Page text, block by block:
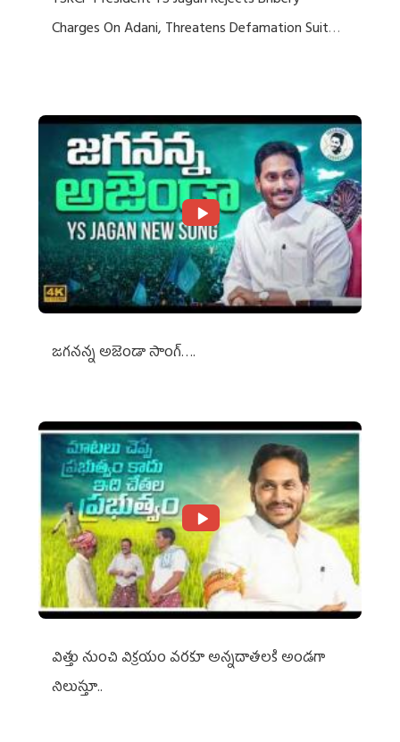
Charges On Adani, Threatens Defamation Suit
జగనన్న అజెండా సాంగ్….
విత్తు నుంచి విక్రయం వరకూ అన్నదాతలకి అండగా
నిలుస్తూ..